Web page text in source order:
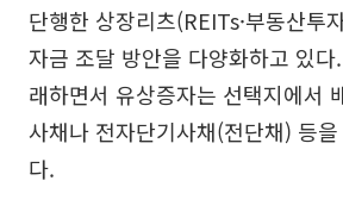
단행한 상장리츠(REITs·부동산투
자금 조달 방안을 다양화하고 있
래하면서 유상증자는 선택지에서
사채나 전자단기사채(전단채) 등
다.